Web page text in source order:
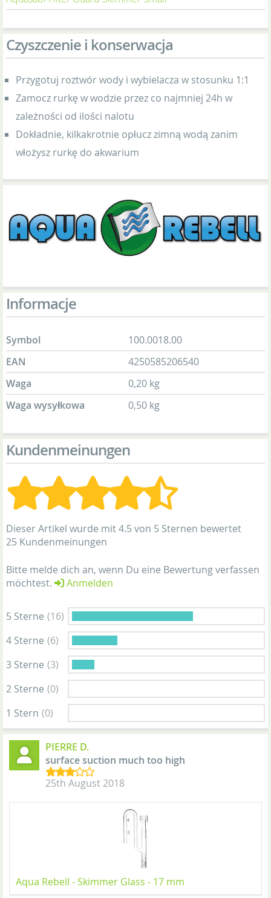
Czyszczenie i konserwacja
Przygotuj roztwór wody i wybielacza w stosunku 1:1
Zamocz rurkę w wodzie przez co najmniej 24h w
zależności od ilości nalotu
Dokładnie, kilkakrotnie opłucz zimną wodą zanim
włożysz rurkę do akwarium
Informacje
Symbol
100.0018.00
EAN
4250585206540
Waga
0,20 kg
Waga wysyłkowa
0,50 kg
Kundenmeinungen
Dieser Artikel wurde mit 4.5 von 5 Sternen bewertet
25 Kundenmeinungen
Bitte melde dich an, wenn Du eine Bewertung verfassen
möchtest.
Anmelden
5 Sterne (16)
4 Sterne (6)
3 Sterne (3)
2 Sterne (0)
1 Stern (0)
PIERRE D.
surface suction much too high
25th August 2018
Aqua Rebell - Skimmer Glass - 17 mm